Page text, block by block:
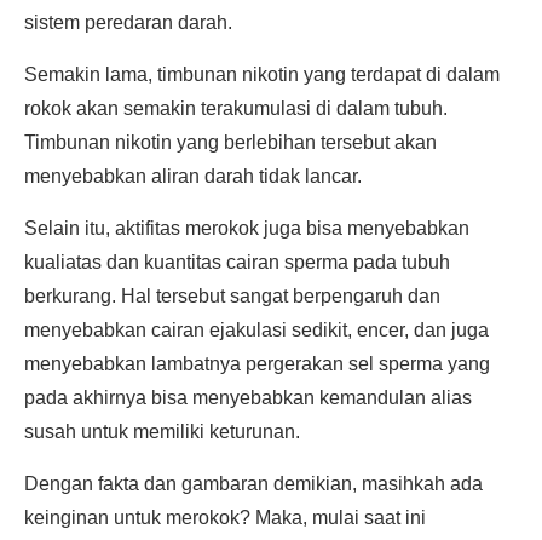
sistem peredaran darah.
Semakin lama, timbunan nikotin yang terdapat di dalam
rokok akan semakin terakumulasi di dalam tubuh.
Timbunan nikotin yang berlebihan tersebut akan
menyebabkan aliran darah tidak lancar.
Selain itu, aktifitas merokok juga bisa menyebabkan
kualiatas dan kuantitas cairan sperma pada tubuh
berkurang. Hal tersebut sangat berpengaruh dan
menyebabkan cairan ejakulasi sedikit, encer, dan juga
menyebabkan lambatnya pergerakan sel sperma yang
pada akhirnya bisa menyebabkan kemandulan alias
susah untuk memiliki keturunan.
Dengan fakta dan gambaran demikian, masihkah ada
keinginan untuk merokok? Maka, mulai saat ini